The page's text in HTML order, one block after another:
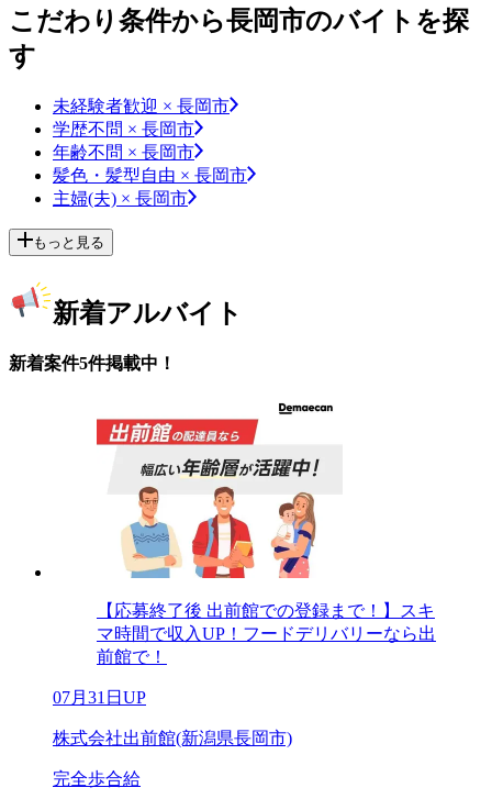
こだわり条件から長岡市のバイトを探
す
未経験者歓迎 × 長岡市
学歴不問 × 長岡市
年齢不問 × 長岡市
髪色・髪型自由 × 長岡市
主婦(夫) × 長岡市
もっと見る
新着アルバイト
新着案件5件掲載中！
【応募終了後 出前館での登録まで！】スキ
マ時間で収入UP！フードデリバリーなら出
前館で！
07月31日UP
株式会社出前館(新潟県長岡市)
完全歩合給